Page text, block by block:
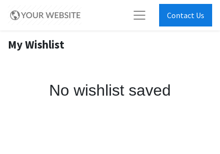
Contact Us
My Wishlist
No wishlist saved